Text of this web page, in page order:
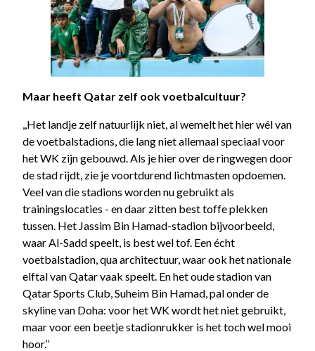
Maar heeft Qatar zelf ook voetbalcultuur?
,,Het landje zelf natuurlijk niet, al wemelt het hier wél van
de voetbalstadions, die lang niet allemaal speciaal voor
het WK zijn gebouwd. Als je hier over de ringwegen door
de stad rijdt, zie je voortdurend lichtmasten opdoemen.
Veel van die stadions worden nu gebruikt als
trainingslocaties - en daar zitten best toffe plekken
tussen. Het Jassim Bin Hamad-stadion bijvoorbeeld,
waar Al-Sadd speelt, is best wel tof. Een écht
voetbalstadion, qua architectuur, waar ook het nationale
elftal van Qatar vaak speelt. En het oude stadion van
Qatar Sports Club, Suheim Bin Hamad, pal onder de
skyline van Doha: voor het WK wordt het niet gebruikt,
maar voor een beetje stadionrukker is het toch wel mooi
hoor.’’